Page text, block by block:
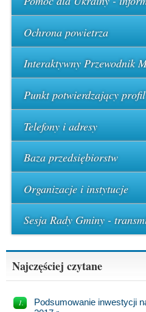
Ochrona powietrza
Interaktywny Przewodnik
Punkt potwierdzający
Telefony i adresy
Baza przedsiębiorstw
Organizacje i instytucje
Sesja Rady Gminy -
Najczęściej czytane
Podsumowanie inwestycji